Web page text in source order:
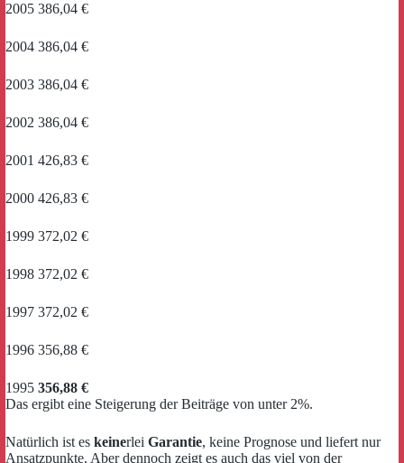
2005 386,04 €
2004 386,04 €
2003 386,04 €
2002 386,04 €
2001 426,83 €
2000 426,83 €
1999 372,02 €
1998 372,02 €
1997 372,02 €
1996 356,88 €
1995 356,88 €
Das ergibt eine Steigerung der Beiträge von unter 2%.
Natürlich ist es keinerlei Garantie, keine Prognose und liefert nur
Ansatzpunkte. Aber dennoch zeigt es auch das viel von der